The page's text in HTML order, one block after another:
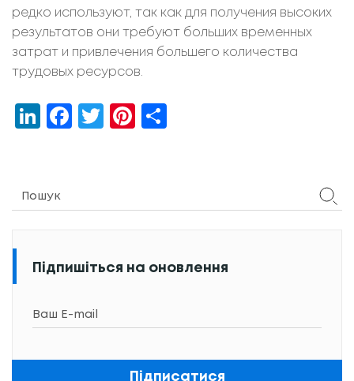
редко используют, так как для получения высоких
результатов они требуют больших временных
затрат и привлечения большего количества
трудовых ресурсов.
LinkedIn
Facebook
TwitterPinterest
Підпишіться на оновлення
Підписатися